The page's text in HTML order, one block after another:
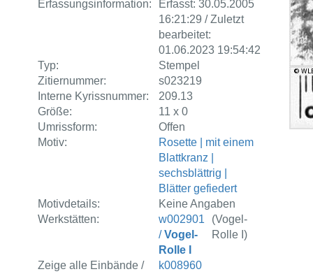
Erfassungsinformation:
Erfasst: 30.05.2005
16:21:29 / Zuletzt
bearbeitet:
01.06.2023 19:54:42
Typ:
Stempel
Zitiernummer:
s023219
Interne Kyrissnummer:
209.13
Größe:
11 x 0
Umrissform:
Offen
Motiv:
Rosette | mit einem
Blattkranz |
sechsblättrig |
Blätter gefiedert
Motivdetails:
Keine Angaben
Werkstätten:
w002901
/Vogel-
Rolle I
(Vogel-
Rolle I)
Zeige alle Einbände /
k008960